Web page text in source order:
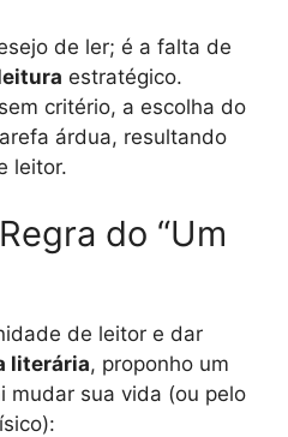
de ler; é a falta de
estratégico.
critério, a escolha do
árdua, resultando
leitor.
do “Um
de leitor e dar
literária, proponho um
mudar sua vida (ou pelo